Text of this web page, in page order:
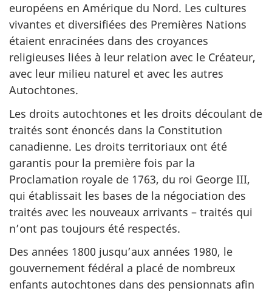
européens en Amérique du Nord. Les cultures
vivantes et diversifiées des Premières Nations
étaient enracinées dans des croyances
religieuses liées à leur relation avec le Créateur,
avec leur milieu naturel et avec les autres
Autochtones.
Les droits autochtones et les droits découlant de
traités sont énoncés dans la Constitution
canadienne. Les droits territoriaux ont été
garantis pour la première fois par la
Proclamation royale de 1763, du roi George III,
qui établissait les bases de la négociation des
traités avec les nouveaux arrivants – traités qui
n’ont pas toujours été respectés.
Des années 1800 jusqu’aux années 1980, le
gouvernement fédéral a placé de nombreux
enfants autochtones dans des pensionnats afin